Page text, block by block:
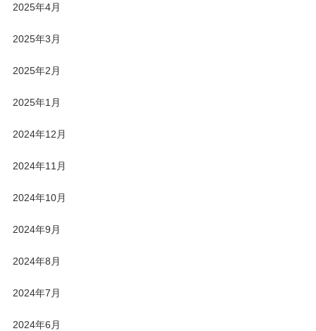
2025年4月
2025年3月
2025年2月
2025年1月
2024年12月
2024年11月
2024年10月
2024年9月
2024年8月
2024年7月
2024年6月